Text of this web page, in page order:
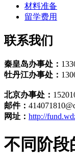
材料准备
留学费用
联系我们
秦皇岛办事处：
牡丹江办事处：
北京办事处：
邮件：
网址： http://
不同阶段